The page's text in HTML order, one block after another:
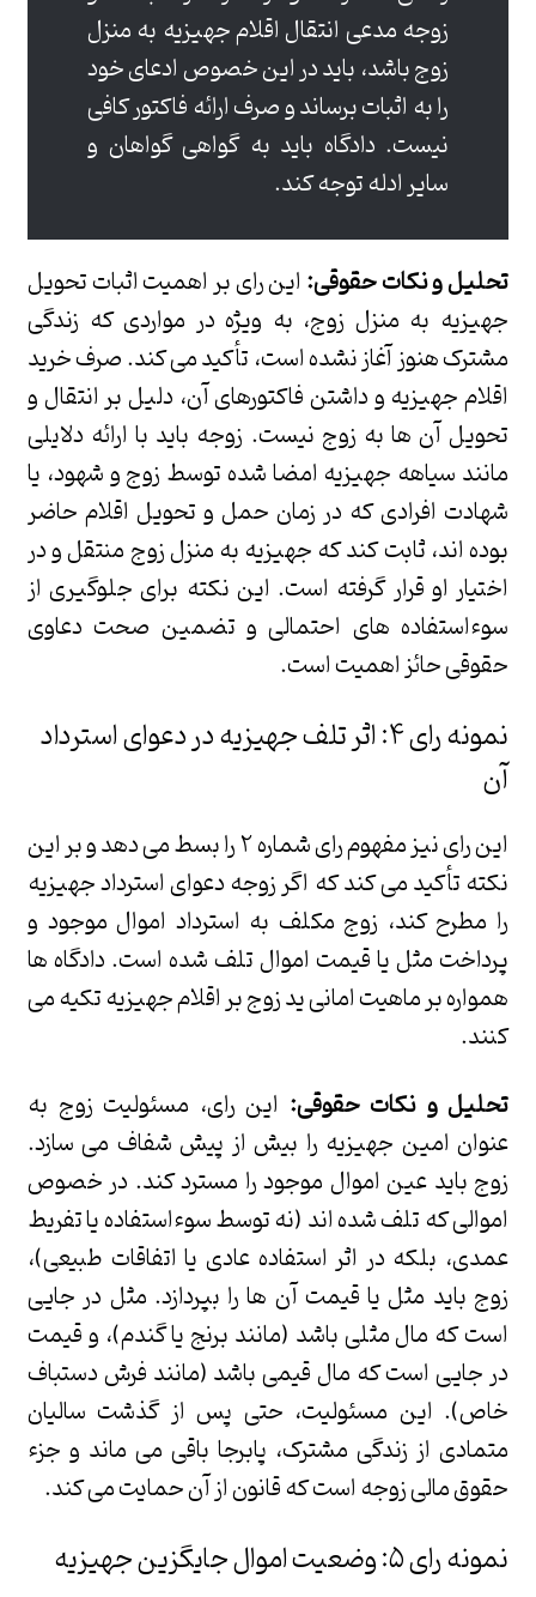
زوجه مدعی انتقال اقلام جهیزیه به منزل
زوج باشد، باید در این خصوص ادعای خود
را به اثبات برساند و صرف ارائه فاکتور کافی
نیست. دادگاه باید به گواهی گواهان و
سایر ادله توجه کند.
تحلیل و نکات حقوقی:این رای بر اهمیت اثبات تحویل
جهیزیه به منزل زوج، به ویژه در مواردی که زندگی
مشترک هنوز آغاز نشده است، تأکید می کند. صرف خرید
اقلام جهیزیه و داشتن فاکتورهای آن، دلیل بر انتقال و
تحویل آن ها به زوج نیست. زوجه باید با ارائه دلایلی
مانند سیاهه جهیزیه امضا شده توسط زوج و شهود، یا
شهادت افرادی که در زمان حمل و تحویل اقلام حاضر
بوده اند، ثابت کند که جهیزیه به منزل زوج منتقل و در
اختیار او قرار گرفته است. این نکته برای جلوگیری از
سوءاستفاده های احتمالی و تضمین صحت دعاوی
حقوقی حائز اهمیت است.
نمونه رای ۴: اثر تلف جهیزیه در دعوای استرداد
آن
این رای نیز مفهوم رای شماره ۲ را بسط می دهد و بر این
نکته تأکید می کند که اگر زوجه دعوای استرداد جهیزیه
را مطرح کند، زوج مکلف به استرداد اموال موجود و
پرداخت مثل یا قیمت اموال تلف شده است. دادگاه ها
همواره بر ماهیت امانی ید زوج بر اقلام جهیزیه تکیه می
کنند.
تحلیل و نکات حقوقی: این رای، مسئولیت زوج به
عنوان امین جهیزیه را بیش از پیش شفاف می سازد.
زوج باید عین اموال موجود را مسترد کند. در خصوص
اموالی که تلف شده اند (نه توسط سوءاستفاده یا تفریط
عمدی، بلکه در اثر استفاده عادی یا اتفاقات طبیعی)،
زوج باید مثل یا قیمت آن ها را بپردازد. مثل در جایی
است که مال مثلی باشد (مانند برنج یا گندم)، و قیمت
در جایی است که مال قیمی باشد (مانند فرش دستباف
خاص). این مسئولیت، حتی پس از گذشت سالیان
متمادی از زندگی مشترک، پابرجا باقی می ماند و جزء
حقوق مالی زوجه است که قانون از آن حمایت می کند.
نمونه رای ۵: وضعیت اموال جایگزین جهیزیه